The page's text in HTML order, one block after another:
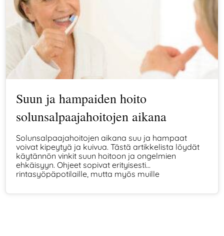
Suun ja hampaiden hoito
solunsalpaajahoitojen aikana
Solunsalpaajahoitojen aikana suu ja hampaat
voivat kipeytyä ja kuivua. Tästä artikkelista löydät
käytännön vinkit suun hoitoon ja ongelmien
ehkäisyyn. Ohjeet sopivat erityisesti
rintasyöpäpotilaille, mutta myös muille